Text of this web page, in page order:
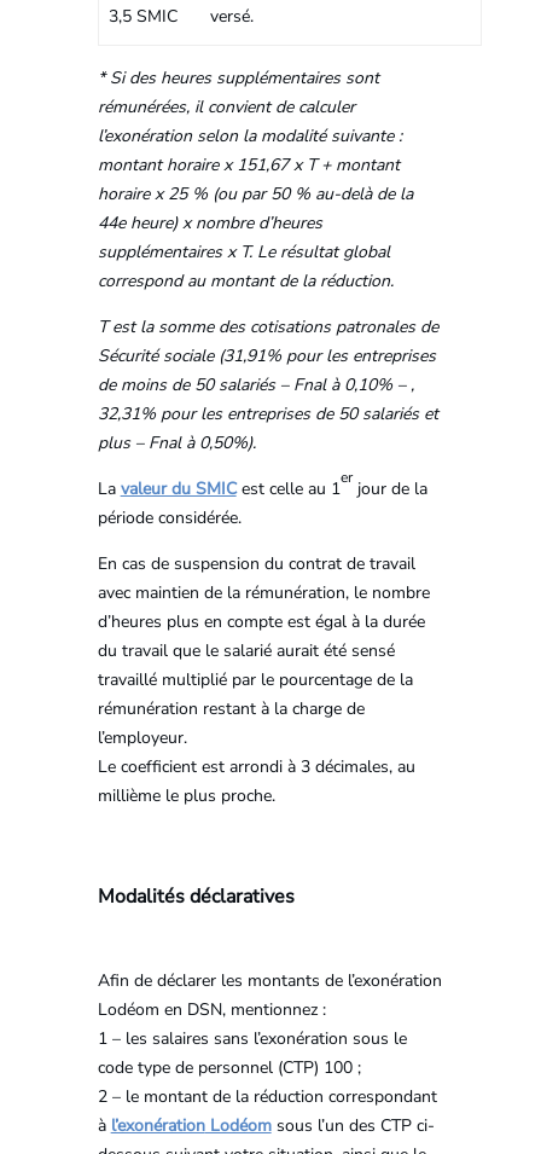
3,5 SMIC
versé.
* Si des heures supplémentaires sont
rémunérées, il convient de calculer
l’exonération selon la modalité suivante :
montant horaire x 151,67 x T + montant
horaire x 25 % (ou par 50 % au-delà de la
44e heure) x nombre d’heures
supplémentaires x T. Le résultat global
correspond au montant de la réduction.
T est la somme des cotisations patronales de
Sécurité sociale (31,91% pour les entreprises
de moins de 50 salariés – Fnal à 0,10% – ,
32,31% pour les entreprises de 50 salariés et
plus – Fnal à 0,50%).
La valeur du SMICest celle au 1er jour de la
période considérée.
En cas de suspension du contrat de travail
avec maintien de la rémunération, le nombre
d’heures plus en compte est égal à la durée
du travail que le salarié aurait été sensé
travaillé multiplié par le pourcentage de la
rémunération restant à la charge de
l’employeur.
Le coefficient est arrondi à 3 décimales, au
millième le plus proche.
Modalités déclaratives
Afin de déclarer les montants de l’exonération
Lodéom en DSN, mentionnez :
1 – les salaires sans l’exonération sous le
code type de personnel (CTP) 100 ;
2 – le montant de la réduction correspondant
à l’exonérationLodéomsous l’un des CTP ci-